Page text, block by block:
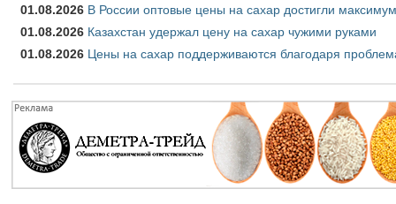
01.08.2026 В России оптовые цены на сахар достигли
01.08.2026 Казахстан удержал цену на сахар чужими руками
01.08.2026 Цены на сахар поддерживаются благодаря